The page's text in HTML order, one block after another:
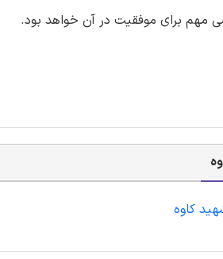
مهم برای موفقیت در آن خواهد بود.
کاوه